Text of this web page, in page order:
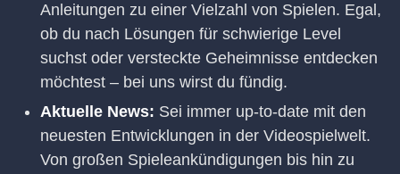
Anleitungen zu einer Vielzahl von Spielen. Egal,
ob du nach Lösungen für schwierige Level
suchst oder versteckte Geheimnisse entdecken
möchtest – bei uns wirst du fündig.
Aktuelle News: Sei immer up-to-date mit den
neuesten Entwicklungen in der Videospielwelt.
Von großen Spieleankündigungen bis hin zu